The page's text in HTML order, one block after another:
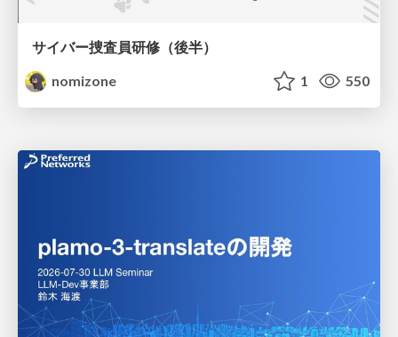
サイバー捜査員研修（後半）
nomizone
1 550